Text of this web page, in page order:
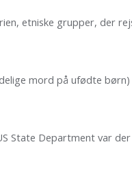
etniske grupper, der
mord på ufødte
Department var der